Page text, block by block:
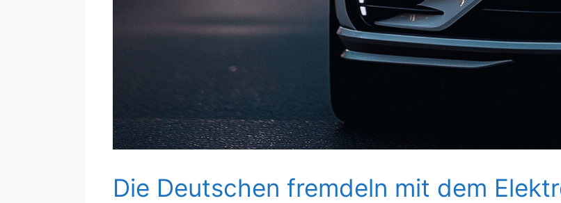
Die Deutschen fremdeln mit dem